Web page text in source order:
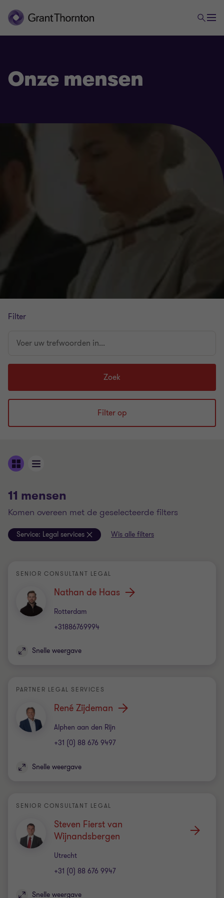
Onze mensen
Filter
Filter op
Zoek
11 mensen
komen overeen met de geselecteerde filters
Service: Legal services Wis alle filters
SENIOR CONSULTANT LEGAL
Nathan de Haas
Rotterdam
Kantoor
+31886769994
Snelle weergave
PARTNER LEGAL SERVICES
René Zijdeman
Alphen aan den Rijn
Kantoor
+31 (0) 88 676 9497
Snelle weergave
SENIOR CONSULTANT LEGAL
Steven Fierst van
Wijnandsbergen
Utrecht
Kantoor
+31 (0) 88 676 9947
Snelle weergave